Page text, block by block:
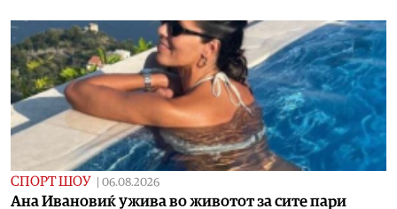
СПОРТ ШОУ 06.08.2026
Aна Ивановиќ ужива во животот за сите пари